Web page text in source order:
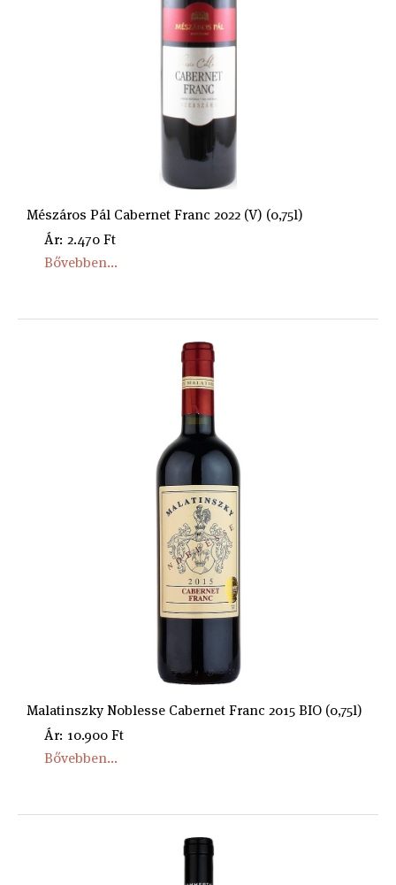
Mészáros Pál Cabernet Franc 2022 (V) (0,75l)
Ár: 2.470 Ft
Bővebben...
Malatinszky Noblesse Cabernet Franc 2015 BIO (0,75l)
Ár: 10.900 Ft
Bővebben...